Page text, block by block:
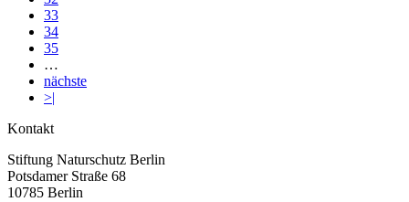
33
34
35
…
nächste
>|
Kontakt
Stiftung Naturschutz Berlin
Potsdamer Straße 68
10785 Berlin